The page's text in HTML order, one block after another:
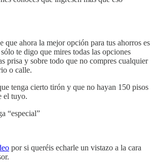
que ahora la mejor opción para tus ahorros es
te digo que mires todas las opciones
prisa y sobre todo que no compres cualquier
o calle.
tenga cierto tirón y que no hayan 150 pisos
el tuyo.
“especial”
por si queréis echarle un vistazo a la cara